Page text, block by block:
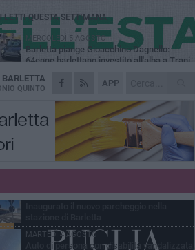
APP
BARLETTA
QUINTO
LETTI QUESTA SETTIMANA
MERCOLEDÌ 5 AGOSTO
Barletta piange Gioacchino Dagnello:
64enne barlettano investito all'alba a Trani
GIOVEDÌ 6 AGOSTO
Il ricordo di "Cecco", il benzinaio col
sorriso: «Contava i giorni che lo
dalla pensione»
MERCOLEDÌ 5 AGOSTO
Jova Summer Party, giovedì mattina
sopralluogo nell'area dell'evento
DOMENICA 2 AGOSTO
Beni confiscati alla mafia. Nasce il servizio
VENERDÌ 31 LUGLIO
MARTEDÌ 4 AGOSTO
Auto di persona con disabilità vandalizzata,